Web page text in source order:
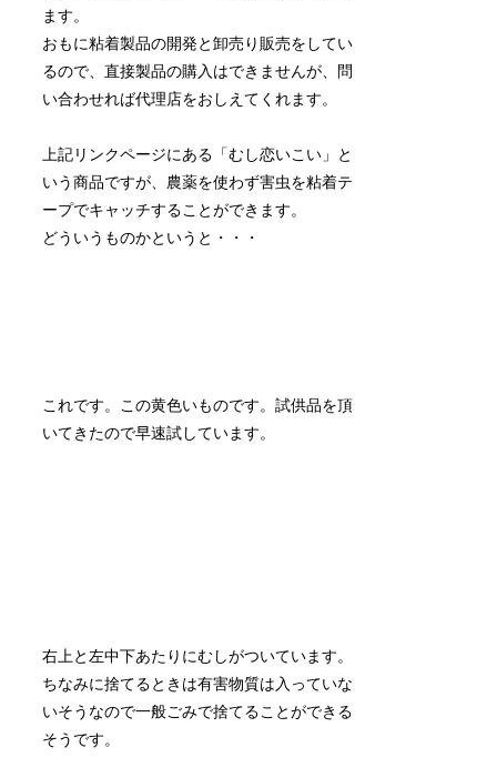
ます。
おもに粘着製品の開発と卸売り販売をしてい
るので、直接製品の購入はできませんが、問
い合わせれば代理店をおしえてくれます。
上記リンクページにある「むし恋いこい」と
いう商品ですが、農薬を使わず害虫を粘着テ
ープでキャッチすることができます。
どういうものかというと・・・
これです。この黄色いものです。試供品を頂
いてきたので早速試しています。
右上と左中下あたりにむしがついています。
ちなみに捨てるときは有害物質は入っていな
いそうなので一般ごみで捨てることができる
そうです。